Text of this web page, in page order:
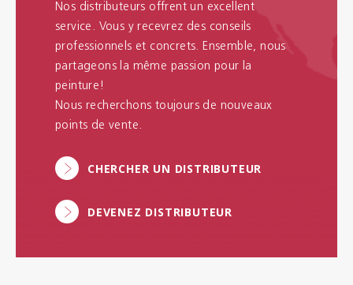
Nos distributeurs offrent un excellent
service. Vous y recevrez des conseils
professionnels et concrets. Ensemble, nous
partageons la même passion pour la
peinture!
Nous recherchons toujours de nouveaux
points de vente.
CHERCHER UN DISTRIBUTEUR
DEVENEZ DISTRIBUTEUR